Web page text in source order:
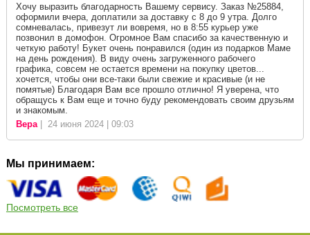
Хочу выразить благодарность Вашему сервису. Заказ №25884,
оформили вчера, доплатили за доставку с 8 до 9 утра. Долго
сомневалась, привезут ли вовремя, но в 8:55 курьер уже
позвонил в домофон. Огромное Вам спасибо за качественную и
четкую работу! Букет очень понравился (один из подарков Маме
на день рождения). В виду очень загруженного рабочего
графика, совсем не остается времени на покупку цветов...
хочется, чтобы они все-таки были свежие и красивые (и не
помятые) Благодаря Вам все прошло отлично! Я уверена, что
обращусь к Вам еще и точно буду рекомендовать своим друзьям
и знакомым.
Вера| 24 июня 2024 | 09:03
Мы принимаем:
Посмотреть все